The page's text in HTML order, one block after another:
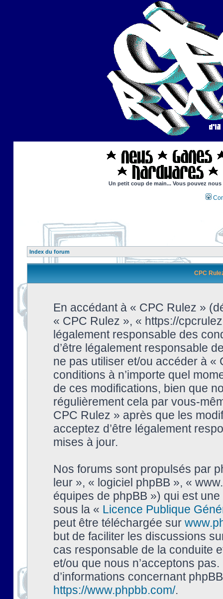
Un petit coup de main... Vous pouvez
Index du forum
CPC
En accédant à « CPC Rulez »
« CPC Rulez », « https://
légalement responsable des
d’être légalement responsable
ne pas utiliser et/ou accéder à
conditions à n’importe quel
de ces modifications, bien que
régulièrement cela par vous-
CPC Rulez » après que les
acceptez d’être légalement
mises à jour.
Nos forums sont propulsés par
leur », « logiciel phpBB », «
équipes de phpBB ») qui est
sous la « Licence Publique
peut être téléchargée sur
but de faciliter les discussions
cas responsable de la conduite
et/ou que nous n’acceptons
d’informations concernant
https://www.phpbb.com/.